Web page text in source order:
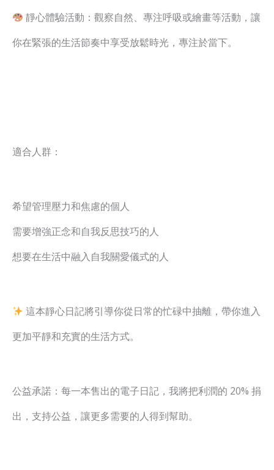
靜心體驗活動：觀察自然、專注呼吸或繪畫等活動，讓
你在緊張的生活節奏中享受放鬆時光，專注於當下。
適合人群：
希望管理壓力和焦慮的個人
需要增強正念和自我反思技巧的人
想要在生活中融入自我關愛儀式的人
這本靜心日記將引導你從日常的忙碌中抽離，帶你進入
更加平靜和充實的生活方式。
公益承諾：每一本售出的電子日記，我將把利潤的 20% 捐
出， 支持公益，讓更多需要的人得到幫助。